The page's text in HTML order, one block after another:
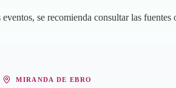
se recomienda consultar las fuentes
MIRANDA DE EBRO